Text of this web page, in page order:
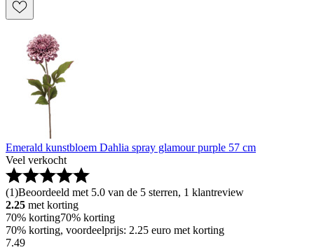
Emerald kunstbloem Dahlia spray glamour purple 57 cm
Veel verkocht
(1)Beoordeeld met 5.0 van de 5 sterren, 1 klantreview
2.25 met korting
70% korting70% korting
70% korting, voordeelprijs: 2.25 euro met korting
7.49